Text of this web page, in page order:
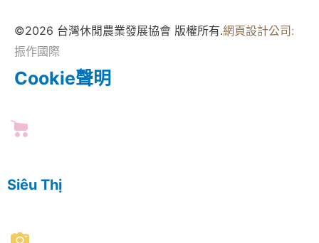
©2026 台灣休閒農業發展協會 版權所有.網頁設計公司:
振作國際
Cookie聲明
Siêu Thị